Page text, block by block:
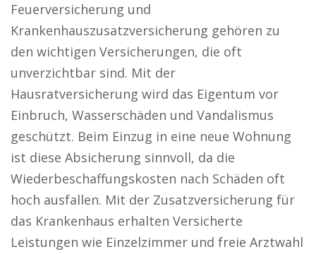
Feuerversicherung und
Krankenhauszusatzversicherung gehören zu
den wichtigen Versicherungen, die oft
unverzichtbar sind. Mit der
Hausratversicherung wird das Eigentum vor
Einbruch, Wasserschäden und Vandalismus
geschützt. Beim Einzug in eine neue Wohnung
ist diese Absicherung sinnvoll, da die
Wiederbeschaffungskosten nach Schäden oft
hoch ausfallen. Mit der Zusatzversicherung für
das Krankenhaus erhalten Versicherte
Leistungen wie Einzelzimmer und freie Arztwahl